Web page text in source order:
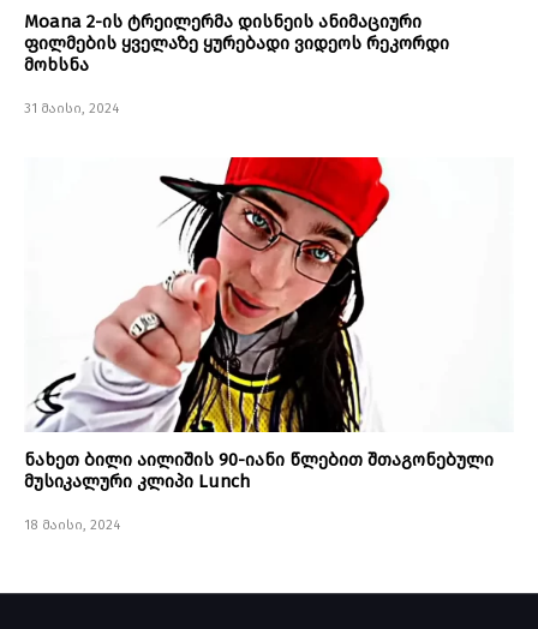
Moana 2-ის ტრეილერმა დისნეის ანიმაციური
ფილმების ყველაზე ყურებადი ვიდეოს რეკორდი
მოხსნა
31 მაისი, 2024
ნახეთ ბილი აილიშის 90-იანი წლებით შთაგონებული
მუსიკალური კლიპი Lunch
18 მაისი, 2024